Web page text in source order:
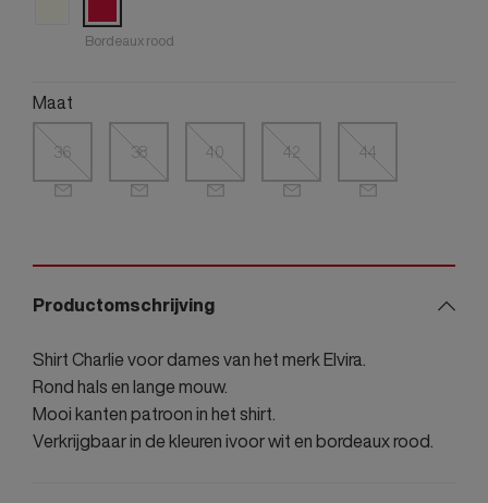
Bordeaux rood
Maat
36 38 40 42 44
Productomschrijving
Shirt Charlie voor dames van het merk Elvira.
Rond hals en lange mouw.
Mooi kanten patroon in het shirt.
Verkrijgbaar in de kleuren ivoor wit en bordeaux rood.